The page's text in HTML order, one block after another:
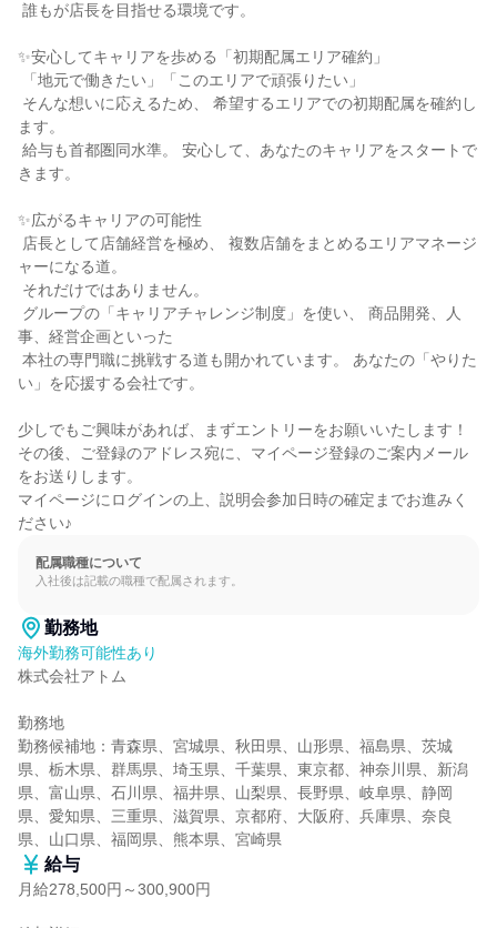
✨安心してキャリアを歩める「初期配属エリア確約」
ます。
きます。
✨広がるキャリアの可能性
ャーになる道。
事、経営企画といった
い」を応援する会社です。
少しでもご興味があれば、まずエントリーをお願いいたします！
その後、ご登録のアドレス宛に、マイページ登録のご案内メール
をお送りします。
マイページにログインの上、説明会参加日時の確定までお進みく
ださい♪
配属職種について
入社後は記載の職種で配属されます。
勤務地
海外勤務可能性あり
株式会社アトム
勤務地
勤務候補地：青森県、宮城県、秋田県、山形県、福島県、茨城
県、栃木県、群馬県、埼玉県、千葉県、東京都、神奈川県、新潟
県、富山県、石川県、福井県、山梨県、長野県、岐阜県、静岡
県、愛知県、三重県、滋賀県、京都府、大阪府、兵庫県、奈良
県、山口県、福岡県、熊本県、宮崎県
給与
月給278,500円～300,900円